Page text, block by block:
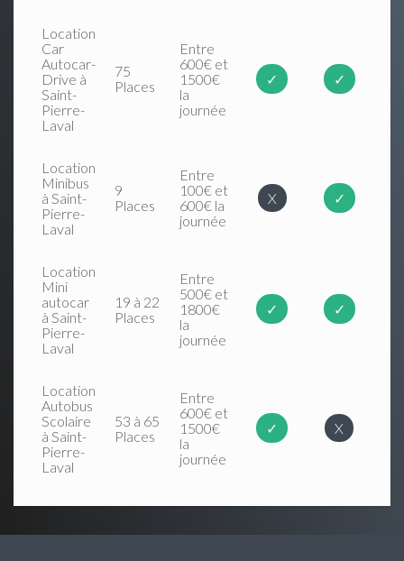
Location
Car
Autocar-
Drive à
Saint-
Pierre-
Laval
75
Places
Entre
600€ et
1500€
la
journée
✓ ✓
Location
Minibus
à Saint-
Pierre-
Laval
9
Places
Entre
100€ et
600€ la
journée
X ✓
Location
Mini
autocar
à Saint-
Pierre-
Laval
19 à 22
Places
Entre
500€ et
1800€
la
journée
✓ ✓
Location
Autobus
Scolaire
à Saint-
Pierre-
Laval
53 à 65
Places
Entre
600€ et
1500€
la
journée
✓ X